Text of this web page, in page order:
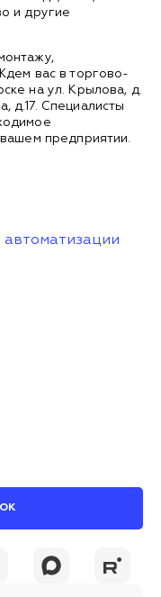
и другие
вас в торгово-
на ул. Крылова, д.
д.17. Специалисты
предприятии.
автоматизации